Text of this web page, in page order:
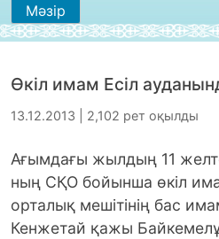
Мәзір
Өкіл имам Есіл
13.12.2013 | 2,102 рет оқылды
Ағымдағы жылдың 11
ның СҚО бойынша өкіл
орталық мешітінің бас
Кенжетай қажы